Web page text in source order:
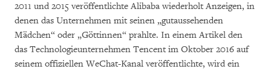
2011 und 2015 veröffentlichte Alibaba wiederholt Anzeigen, in
denen das Unternehmen mit seinen „gutaussehenden
Mädchen“ oder „Göttinnen“ prahlte. In einem Artikel den
das Technologieunternehmen Tencent im Oktober 2016 auf
seinem offiziellen WeChat-Kanal veröffentlichte, wird ein